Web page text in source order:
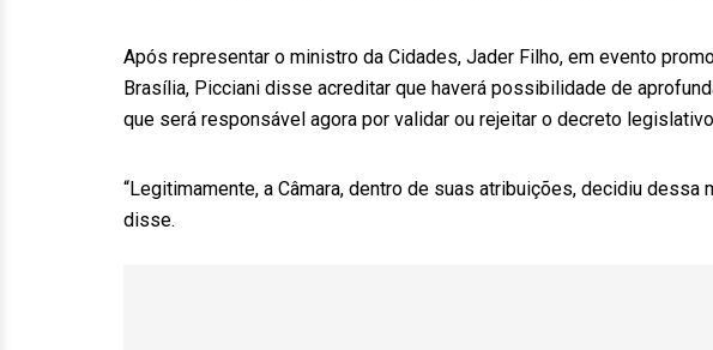
Após representar o ministro da Cidades, Jader Filho, em evento
Brasília, Picciani disse acreditar que haverá possibilidade de
que será responsável agora por validar ou rejeitar o decreto
“Legitimamente, a Câmara, dentro de suas atribuições, decidiu dessa
disse.